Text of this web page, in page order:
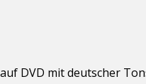
DVD mit deutscher